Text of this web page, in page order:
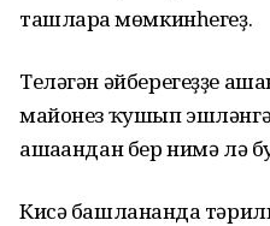
ташларға мөмкинһегеҙ.
Теләгән әйберегеҙҙе
майонез ҡушып
ашағандан бер нимә лә
Кисә башланғанда